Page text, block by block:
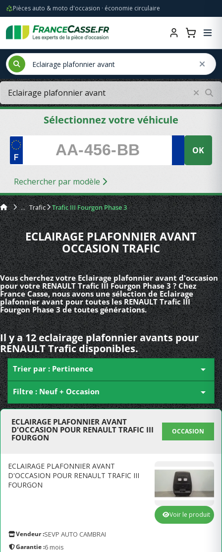
Pièces auto & moto d'occasion · économie circulaire
Sélectionnez votre véhicule
OK
Rechercher par modèle
Trafic Trafic III Fourgon Phase 3
ECLAIRAGE PLAFONNIER AVANT
OCCASION TRAFIC
Vous cherchez votre Eclairage plafonnier avant d'occasion
pour votre RENAULT Trafic III Fourgon Phase 3 ? Chez
France Casse, nous avons une sélection de Eclairage
plafonnier avant pour toutes les RENAULT Trafic III
Fourgon Phase 3 de toutes générations.
Il y a 12 eclairage plafonnier avants pour
RENAULT Trafic disponibles.
Trier par : Pertinence 
Filtre : Neuf + Occasion 
ECLAIRAGE PLAFONNIER AVANT
D'OCCASION POUR RENAULT TRAFIC III
FOURGON
OCCASION
ECLAIRAGE PLAFONNIER AVANT
D'OCCASION POUR RENAULT TRAFIC III
FOURGON
Vendeur :SEVP AUTO CAMBRAI
Garantie :6 mois
Voir le produit